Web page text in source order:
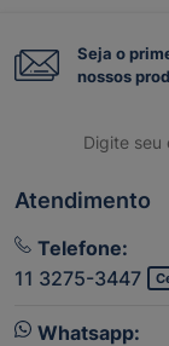
Seja o
nossos
Atendimento
Telefone:
11 3275-3447
Whatsapp: